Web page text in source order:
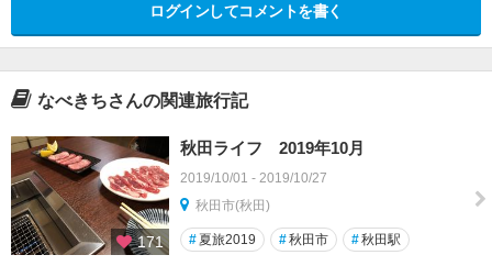
ログインしてコメントを書く
なべきちさんの関連旅行記
171
秋田ライフ 2019年10月
2019/10/01 - 2019/10/27
秋田市(秋田)
#夏旅2019 #秋田市 #秋田駅